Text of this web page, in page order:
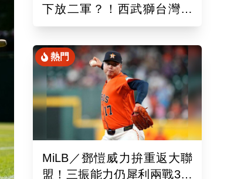
下放二軍？！西武獅台灣重
砲林安可「抹消登錄」原因
熱門
MiLB／鄧愷威力拚重返大聯
盟！三振能力仍犀利兩戰3局